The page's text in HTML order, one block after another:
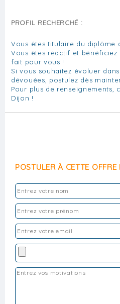
PROFIL RECHERCHÉ :
Vous êtes titulaire du diplôme
Vous êtes réactif et
fait pour vous !
Si vous souhaitez évoluer
dévouées, postulez dès
Pour plus de renseignements,
Dijon !
POSTULER À CETTE OFFRE